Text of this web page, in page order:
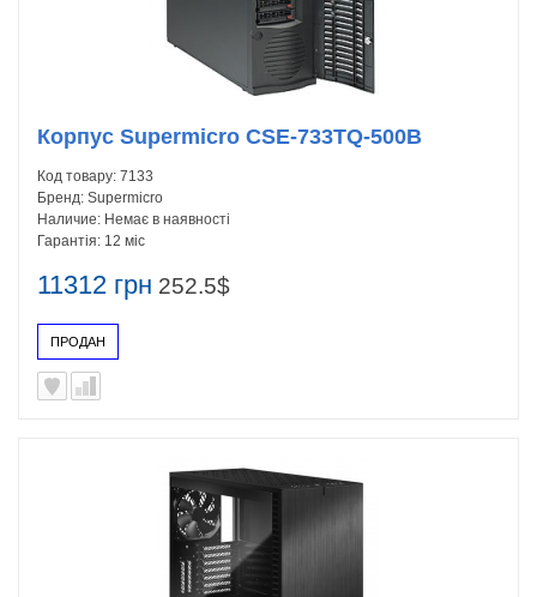
11312 грн 252.5$
ПРОДАН
Корпус Supermicro CSE-733TQ-500B
Код товару: 7133
Бренд: Supermicro
Наличие: Немає в наявності
Гарантія: 12 міс